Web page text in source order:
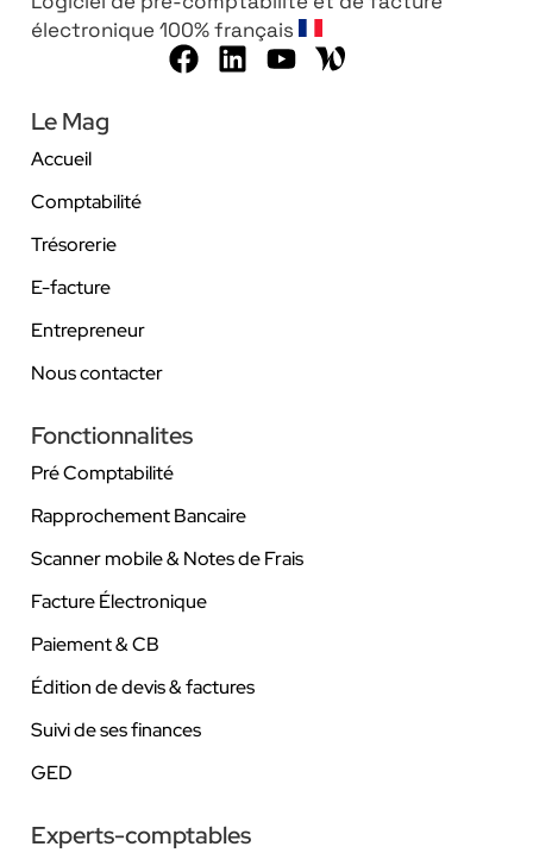
électronique 100% français
Le Mag
Accueil
Comptabilité
Trésorerie
E-facture
Entrepreneur
Nous contacter
Fonctionnalites
Pré Comptabilité
Rapprochement Bancaire
Scanner mobile & Notes de Frais
Facture Électronique
Paiement & CB
Édition de devis & factures
Suivi de ses finances
GED
Experts-comptables